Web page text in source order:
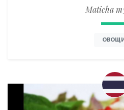
Maticha
ОВОЩИ